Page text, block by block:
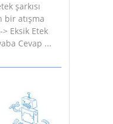
şarkısı
atışma
> Eksik Etek
Cevap ...